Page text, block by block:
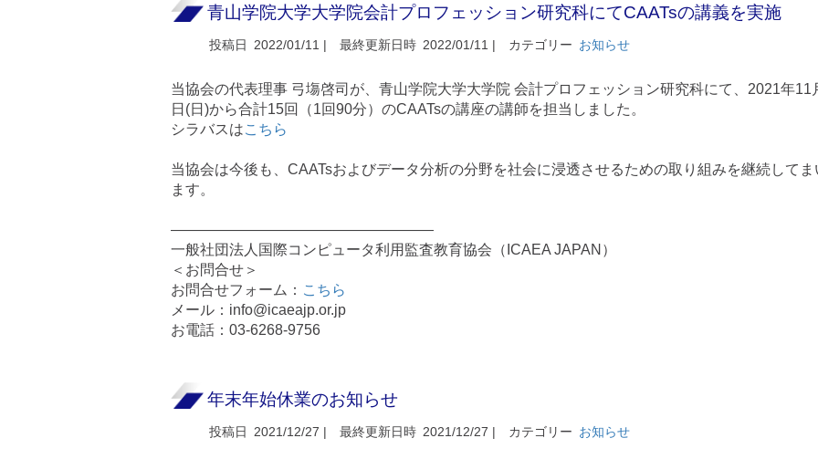
青山学院大学大学院会計プロフェッション研究科にてCAATsの講義を実施
投稿日 2022/01/11 | 最終更新日時 2022/01/11 | カテゴリー お知らせ
当協会の代表理事 弓塲啓司が、青山学院大学大学院 会計プロフェッション研究科にて、2021年11
日(日)から合計15回（1回90分）のCAATsの講座の講師を担当しました。
シラバスはこちら
当協会は今後も、CAATsおよびデータ分析の分野を社会に浸透させるための取り組みを継続してま
ます。
——————————————————
一般社団法人国際コンピュータ利用監査教育協会（ICAEA JAPAN）
＜お問合せ＞
お問合せフォーム： こちら
メール：info@icaeajp.or.jp
お電話：03-6268-9756
年末年始休業のお知らせ
投稿日 2021/12/27 | 最終更新日時 2021/12/27 | カテゴリー お知らせ